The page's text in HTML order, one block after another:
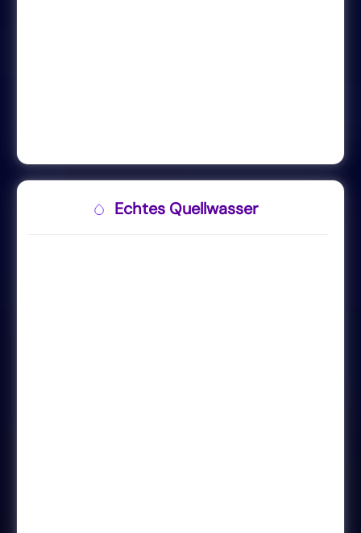
Echtes Quellwasser